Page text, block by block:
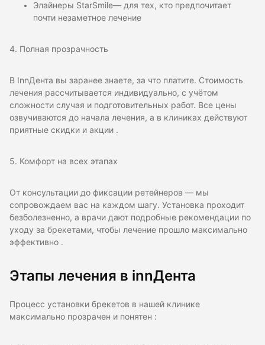
Элайнеры StarSmile— для тех, кто предпочитает
почти незаметное лечение
4. Полная прозрачность
В InnДента вы заранее знаете, за что платите. Стоимость
лечения рассчитывается индивидуально, с учётом
сложности случая и подготовительных работ. Все цены
озвучиваются до начала лечения, а в клиниках действуют
приятные скидки и акции .
5. Комфорт на всех этапах
От консультации до фиксации ретейнеров — мы
сопровождаем вас на каждом шагу. Установка проходит
безболезненно, а врачи дают подробные рекомендации по
уходу за брекетами, чтобы лечение прошло максимально
эффективно .
Этапы лечения в innДента
Процесс установки брекетов в нашей клинике
максимально прозрачен и понятен :